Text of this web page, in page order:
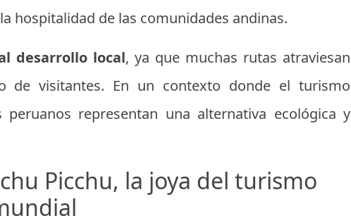
hospitalidad de las comunidades andinas.
desarrollo local, ya que muchas rutas atraviesan
de visitantes. En un contexto donde el turismo
representan una alternativa ecológica y
Picchu, la joya del turismo